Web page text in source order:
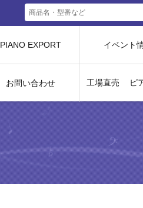
PIANO EXPORT
お問い合わせ
イベント
工場直売 ピ